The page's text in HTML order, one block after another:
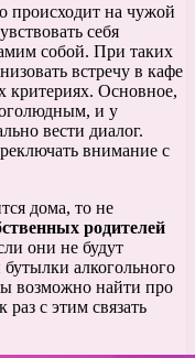
происходит на чужой
себя
собой. При таких
встречу в кафе
критериях. Основное,
и у
вести диалог.
внимание с
дома, то не
родителей
они не будут
алкогольного
возможно найти про
с этим связать